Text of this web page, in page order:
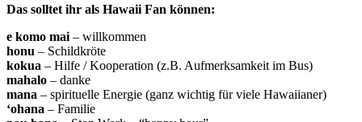
Das solltet ihr als Hawaii Fan können:
e komo mai – willkommen
honu – Schildkröte
kokua – Hilfe / Kooperation (z.B. Aufmerksamkeit im Bus)
mahalo – danke
mana – spirituelle Energie (ganz wichtig für viele Hawaiianer)
‘ohana – Familie